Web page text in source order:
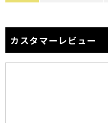
カスタマーレビュー